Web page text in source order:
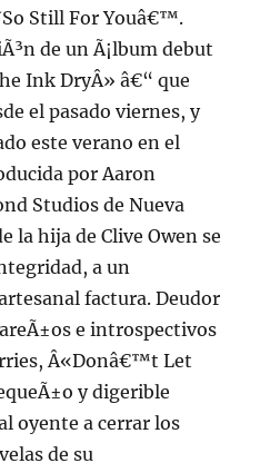
Still For Youâ€™.
de un Ã¡lbum debut
Ink DryÂ» â€“ que
el pasado viernes, y
este verano en el
por Aaron
Studios de Nueva
la hija de Clive Owen se
a un
factura. Deudor
e introspectivos
Â«Donâ€™t Let
y digerible
oyente a cerrar los
de su